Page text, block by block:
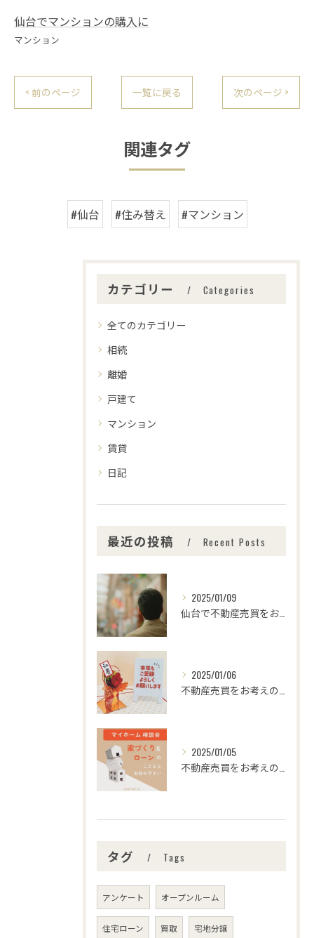
仙台でマンションの購入に
マンション
< 前のページ 一覧に戻る 次のページ >
関連タグ
#仙台 #住み替え #マンション
カテゴリー Categories
全てのカテゴリー
相続
離婚
戸建て
マンション
賃貸
日記
最近の投稿 Recent Posts
2025/01/09
2025/01/06
2025/01/05
タグ Tags
アンケート オープンルーム
住宅ローン 買取 宅地分譲